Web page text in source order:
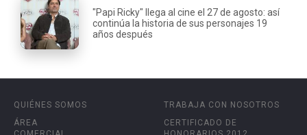
"Papi Ricky" llega al cine el 27 de agosto: así
continúa la historia de sus personajes 19
años después
QUIÉNES SOMOS
ÁREA
TRABAJA CON NOSOTROS
CERTIFICADO DE